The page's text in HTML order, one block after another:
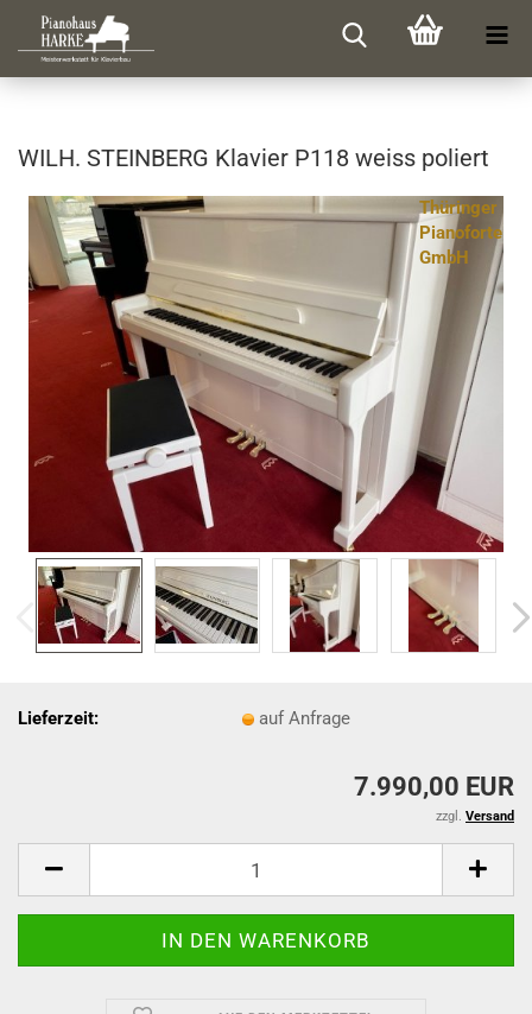
WILH. STEIN­BERG Kla­vier P118 weiss po­liert
Thüringer
Pianoforte
GmbH
Lieferzeit: auf Anfrage
7.990,00 EUR
zzgl. Versand